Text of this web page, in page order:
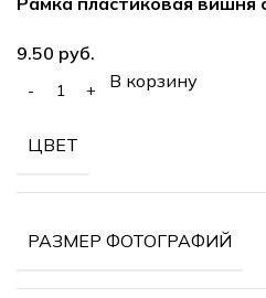
руб.
В корзину
ЦВЕТ
РАЗМЕР ФОТОГРАФИЙ